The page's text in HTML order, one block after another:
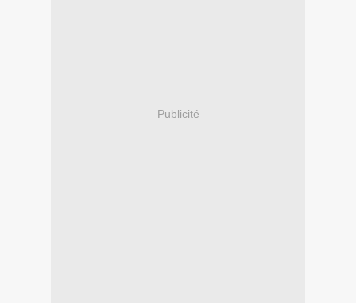
Publicité